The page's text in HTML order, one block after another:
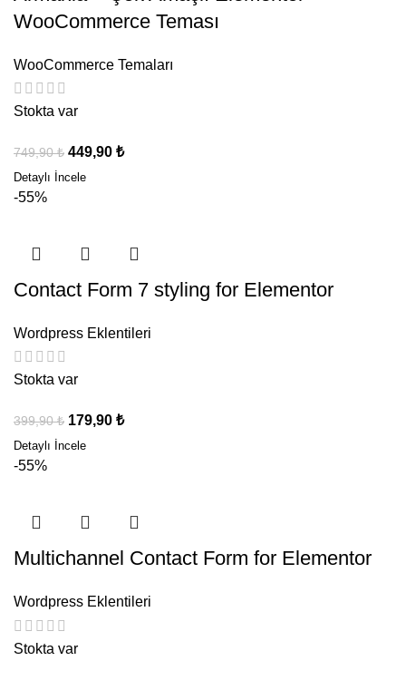
WooCommerce Teması
WooCommerce Temaları
Stokta var
749,90₺ 449,90 ₺
-55%
Contact Form 7 styling for Elementor
Wordpress Eklentileri
Stokta var
399,90₺ 179,90 ₺
-55%
Multichannel Contact Form for Elementor
Wordpress Eklentileri
Stokta var